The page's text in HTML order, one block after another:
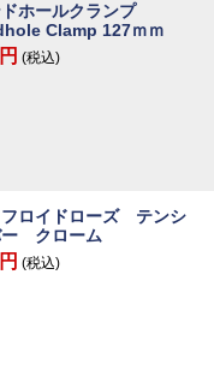
ホールクランプ
Clamp 127ｍｍ
(税込)
ロイドローズ テンシ
ー クローム
(税込)